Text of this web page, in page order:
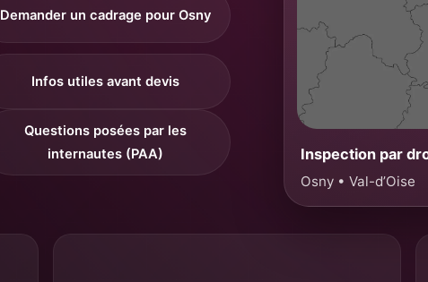
Demander un cadrage pour Osny
Infos utiles avant devis
Questions posées par les
internautes (PAA)
Inspection par
Osny • Val-d’Oise